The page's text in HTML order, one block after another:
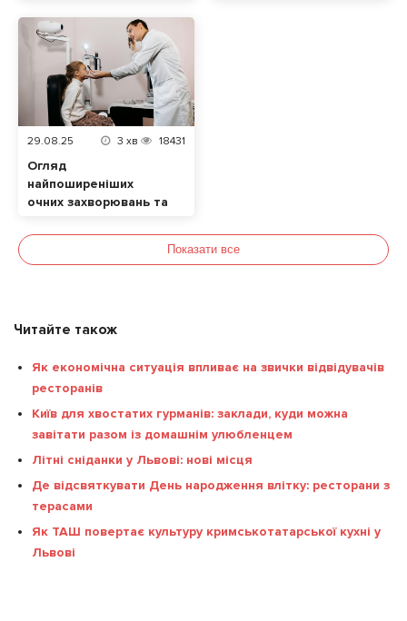
29.08.25 3 хв 18431
Огляд
найпоширеніших
очних захворювань та
продукти позитивно
Показати все
Читайте також
Як економічна ситуація впливає на звички відвідувачів
ресторанів
Київ для хвостатих гурманів: заклади, куди можна
завітати разом із домашнім улюбленцем
Літні сніданки у Львові: нові місця
Де відсвяткувати День народження влітку: ресторани з
терасами
Як ТАШ повертає культуру кримськотатарської кухні у
Львові